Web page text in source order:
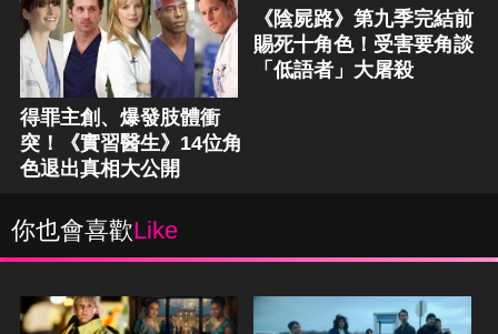
得罪主創、爆發肢體衝
突！《實習醫生》14位角
色退出真相大公開
《陰屍路》第九季完結前
賜死十角色！受害要角談
「低語者」大屠殺
你也會喜歡Like